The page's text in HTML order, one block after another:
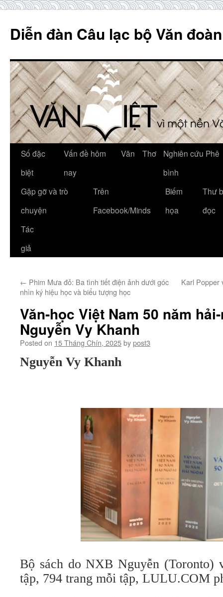
content
Diễn đàn Câu lạc bộ Văn
Số đặc
biệt
Vấn đề hôm
nay
Văn Thơ
Nghiên cứu Phê
bình
Gặp gỡ và trò
chuyện
Trên
Facebook/Minds
Biếm
họa
Thư
đọc
Tác
giả
← Phim Mưa đỏ: Ba tình tiết điện ảnh dưới góc
nhìn ký hiệu học và biểu tượng học
Karl Popper
Văn-học Việt Nam 50 năm
Nguyễn Vy Khanh
Posted on 15 Tháng Chín, 2025bypost3
Nguyễn Vy Khanh
Bộ sách do NXB Nguyễn (Toronto)
tập, 794 trang mỗi tập, LULU.COM